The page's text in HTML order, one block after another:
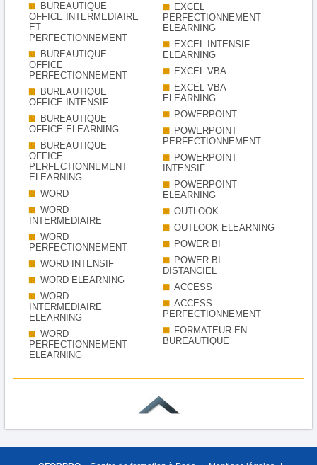
BUREAUTIQUE
OFFICE INTERMEDIAIRE
ET
PERFECTIONNEMENT
BUREAUTIQUE
OFFICE
PERFECTIONNEMENT
BUREAUTIQUE
OFFICE INTENSIF
BUREAUTIQUE
OFFICE ELEARNING
BUREAUTIQUE
OFFICE
PERFECTIONNEMENT
ELEARNING
WORD
WORD
INTERMEDIAIRE
WORD
PERFECTIONNEMENT
WORD INTENSIF
WORD ELEARNING
WORD
INTERMEDIAIRE
ELEARNING
WORD
PERFECTIONNEMENT
ELEARNING
EXCEL
PERFECTIONNEMENT
ELEARNING
EXCEL INTENSIF
ELEARNING
EXCEL VBA
EXCEL VBA
ELEARNING
POWERPOINT
POWERPOINT
PERFECTIONNEMENT
POWERPOINT
INTENSIF
POWERPOINT
ELEARNING
OUTLOOK
OUTLOOK ELEARNING
POWER BI
POWER BI
DISTANCIEL
ACCESS
ACCESS
PERFECTIONNEMENT
FORMATEUR EN
BUREAUTIQUE